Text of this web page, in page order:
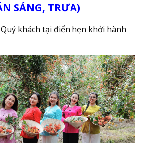
SÁNG, TRƯA)
khách tại điển hẹn khởi hành